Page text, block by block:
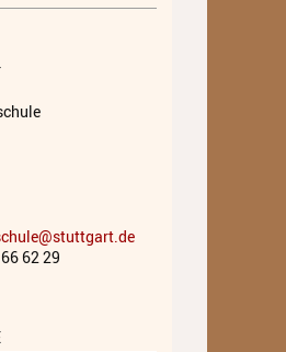
DJing und
62 29